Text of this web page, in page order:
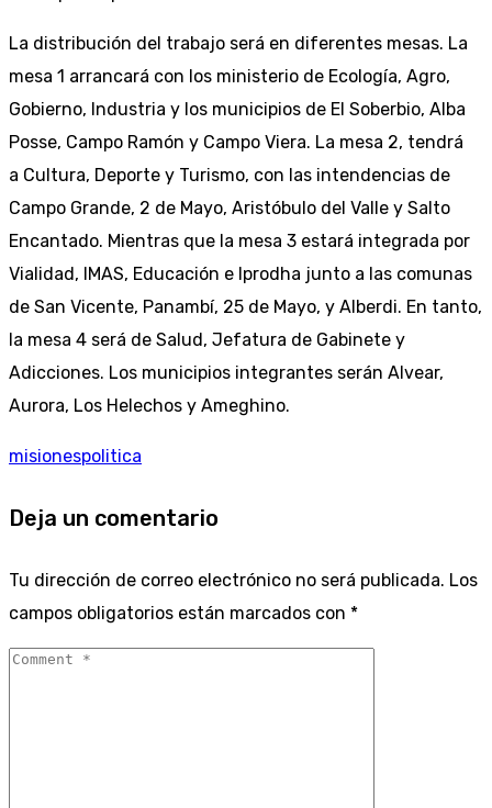
La distribución del trabajo será en diferentes mesas. La
mesa 1 arrancará con los ministerio de Ecología, Agro,
Gobierno, Industria y los municipios de El Soberbio, Alba
Posse, Campo Ramón y Campo Viera. La mesa 2, tendrá
a Cultura, Deporte y Turismo, con las intendencias de
Campo Grande, 2 de Mayo, Aristóbulo del Valle y Salto
Encantado. Mientras que la mesa 3 estará integrada por
Vialidad, IMAS, Educación e Iprodha junto a las comunas
de San Vicente, Panambí, 25 de Mayo, y Alberdi. En tanto,
la mesa 4 será de Salud, Jefatura de Gabinete y
Adicciones. Los municipios integrantes serán Alvear,
Aurora, Los Helechos y Ameghino.
misionespolitica
Deja un comentario
Tu dirección de correo electrónico no será publicada. Los
campos obligatorios están marcados con *